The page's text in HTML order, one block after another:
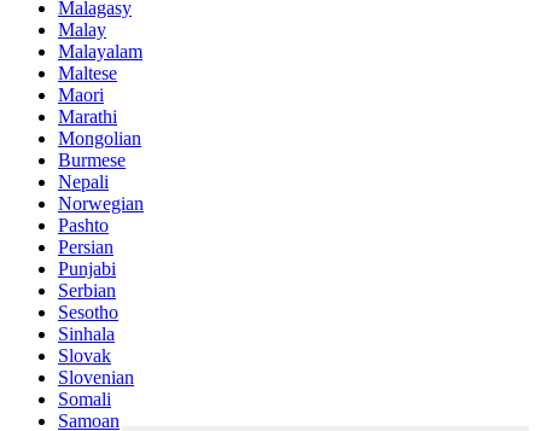
Malagasy
Malay
Malayalam
Maltese
Maori
Marathi
Mongolian
Burmese
Nepali
Norwegian
Pashto
Persian
Punjabi
Serbian
Sesotho
Sinhala
Slovak
Slovenian
Somali
Samoan